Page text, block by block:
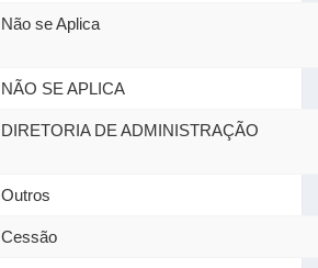
Não se Aplica
NÃO SE APLICA
DIRETORIA DE ADMINISTRAÇÃO
Outros
Cessão